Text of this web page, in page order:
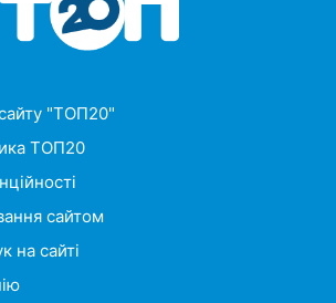
"ТОП20"
ТОП20
сайтом
на сайті